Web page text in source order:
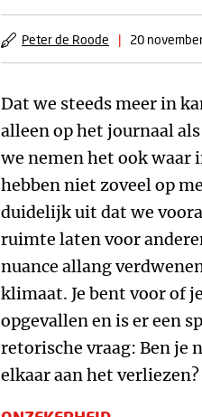
Peter de Roode | 20
Dat we steeds meer in
alleen op het journaal
we nemen het ook waar
hebben niet zoveel op
duidelijk uit dat we
ruimte laten voor
nuance allang
klimaat. Je bent voor of
opgevallen en is er een
retorische vraag: Ben je
elkaar aan het verliezen?